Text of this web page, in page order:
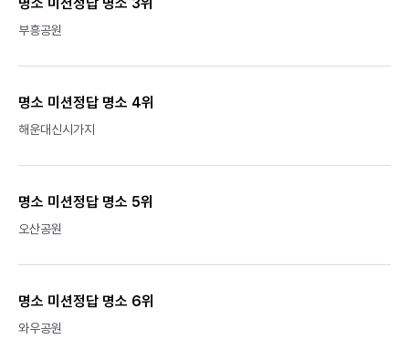
부흥공원
명소 미션정답 명소 4위
해운대신시가지
명소 미션정답 명소 5위
오산공원
명소 미션정답 명소 6위
와우공원